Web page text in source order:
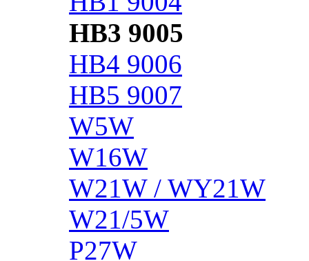
HB3 9005
HB4 9006
HB5 9007
W5W
W16W
W21W / WY21W
W21/5W
P27W